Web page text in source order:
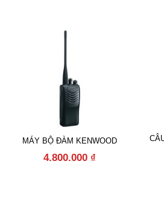
MÁY BỘ ĐÀM KENWOOD
4.800.000 ₫